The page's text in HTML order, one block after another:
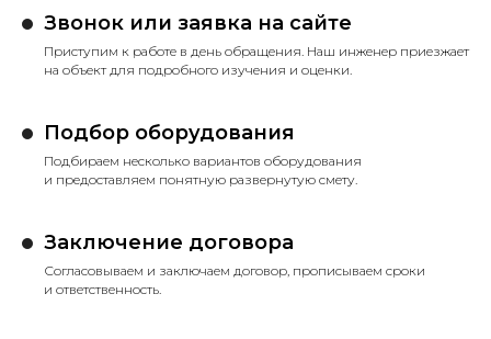
Звонок или заявка на сайте
Приступим к работе в день обращения. Наш инженер приезжает
на объект для подробного изучения и оценки.
Подбор оборудования
Подбираем несколько вариантов оборудования
и предоставляем понятную развернутую смету.
Заключение договора
Согласовываем и заключаем договор, прописываем сроки
и ответственность.